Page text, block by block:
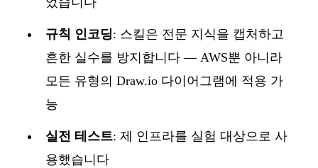
규칙 인코딩: 스킬은 전문 지식을 캡처하고
흔한 실수를 방지합니다 — AWS뿐 아니라
모든 유형의 Draw.io 다이어그램에 적용 가
능
실전 테스트: 제 인프라를 실험 대상으로 사
용했습니다